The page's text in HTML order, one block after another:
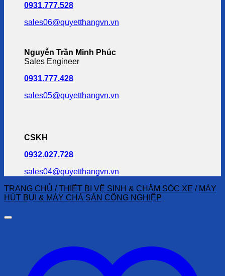
0931.777.528
sales06@quyetthangvn.vn
Nguyễn Trần Minh Phúc
Sales Engineer
0931.777.428
sales05@quyetthangvn.vn
CSKH
0932.027.728
sales04@quyetthangvn.vn
TRANG CHỦ / THIẾT BỊ VỆ SINH & CHĂM SÓC XE / MÁY
HÚT BỤI & MÁY CHÀ SÀN CÔNG NGHIỆP